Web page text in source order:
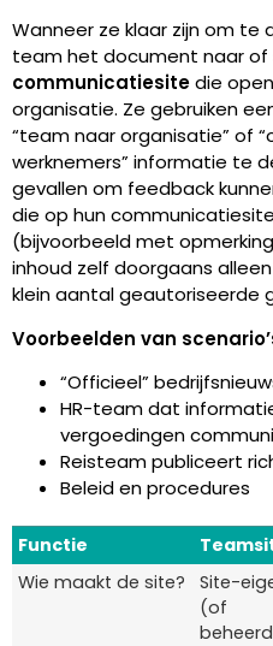
Wanneer ze klaar zijn om te
team het document naar
communicatiesitedie
organisatie. Ze gebruiken
“team naar organisatie” of
werknemers” informatie te
gevallen om feedback
die op hun
(bijvoorbeeld met
inhoud zelf doorgaans
klein aantal geautoriseerde
Voorbeelden van
“Officieel”
HR-team dat
vergoedingen
Reisteam publiceert
Beleid en procedures
Functie
Wie maakt de site?
Site-
(of